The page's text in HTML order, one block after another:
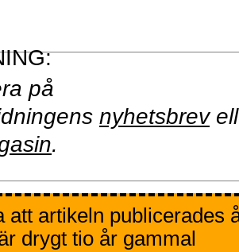
på
nyhetsbrev
.
att artikeln publicerades
drygt tio år gammal